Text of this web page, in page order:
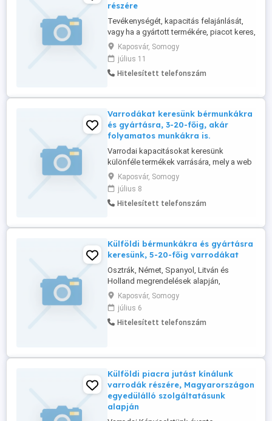
részére
Tevékenységét, kapacitás felajánlását,
vagy ha a gyártott termékére, piacot keres,
bármely Európai, Tengerentúli és Ázsiai
országok területén, akkor azt,
célirányosan továűbbítani tudjuk,
elérhetőségével, szolgáltatásaink alapján.
Szolgáltatásainkra, a jelentkezési ...
Kaposvár, Somogy
július 11
Hitelesített telefonszám
Varrodákat keresünk bérmunkákra
és gyártásra, 3-20-főig, akár
folyamatos munkákra is.
Varrodai kapacitásokat keresünk
különféle termékek varrására, mely a web
oldalunkon megtekinthetők és
folyamatosan frissülnek. Szolgáltatásaink
alapján aki munkát keres, az talál is, mivel
szerződött partnereinket folyamatosan 1-
megrendelési igényekről, mely alapján ...
Kaposvár, Somogy
július 8
Hitelesített telefonszám
Külföldi bérmunkákra és gyártásra
keresünk, 5-20-főig varrodákat
Osztrák, Német, Spanyol, Litván és
Holland megrendelések alapján,
ruházatok és textíliák varrására keresünk
varrodákat. Bővebb infó web oldalunkon,
vagy telefonon kérhető, ha jó
kapcsolatokat keres és munkát.
Kaposvár, Somogy
július 6
Hitelesített telefonszám
Külföldi piacra jutást kínálunk
varrodák részére, Magyarországon
egyedülálló szolgáltatásunk
alapján